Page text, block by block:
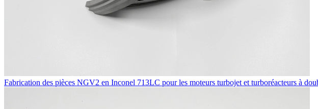
Fabrication des pièces NGV2 en Inconel 713LC pour les moteurs turbojet et turboréacteurs à